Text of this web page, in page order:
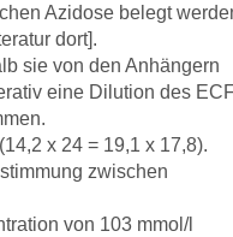
Azidose belegt
dort].
sie von den Anhängern
eine Dilution des
x 24 = 19,1 x 17,8).
zwischen
von 103 mmol/l